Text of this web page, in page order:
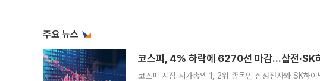
주요 뉴스
코스피, 4% 하락에 6270선 마감…삼전·SK
코스피 시장 시가총액 1, 2위 종목인 삼성전자와 SK하